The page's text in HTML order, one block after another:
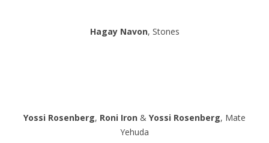
Hagay Navon, Stones
Yossi Rosenberg, Roni Iron & Yossi Rosenberg, Mate
Yehuda